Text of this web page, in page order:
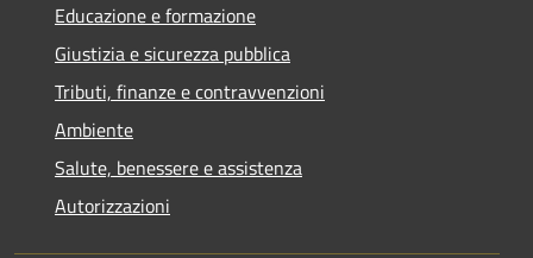
Educazione e formazione
Giustizia e sicurezza pubblica
Tributi, finanze e contravvenzioni
Ambiente
Salute, benessere e assistenza
Autorizzazioni